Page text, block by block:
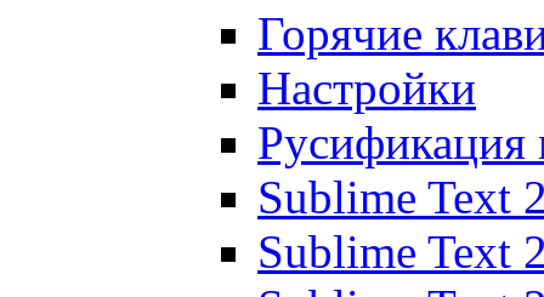
Горячие
Настройки
Sublime Text
Sublime Text